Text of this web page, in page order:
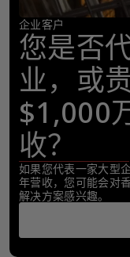
企业客户
您是否
业，或
$1,000
收？
如果您代表一家大型
年营收，您可能会对
解决方案感兴趣。